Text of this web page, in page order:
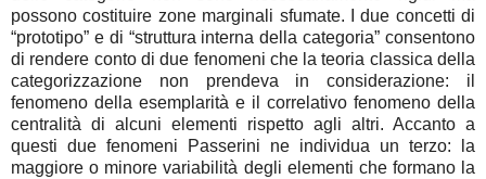
possono costituire zone marginali sfumate. I due concetti di
“prototipo” e di “struttura interna della categoria” consentono
di rendere conto di due fenomeni che la teoria classica della
categorizzazione non prendeva in considerazione: il
fenomeno della esemplarità e il correlativo fenomeno della
centralità di alcuni elementi rispetto agli altri. Accanto a
questi due fenomeni Passerini ne individua un terzo: la
maggiore o minore variabilità degli elementi che formano la